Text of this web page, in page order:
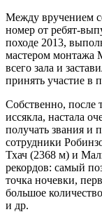
Между вручением
номер от ребят-
походе 2013,
мастером монтажа
всего зала и
принять участие в
Собственно, после
иссякла, настала
получать звания и
сотрудники
Тхач (2368 м) и
рекордов: самый
точка ночевки,
большое
и др.